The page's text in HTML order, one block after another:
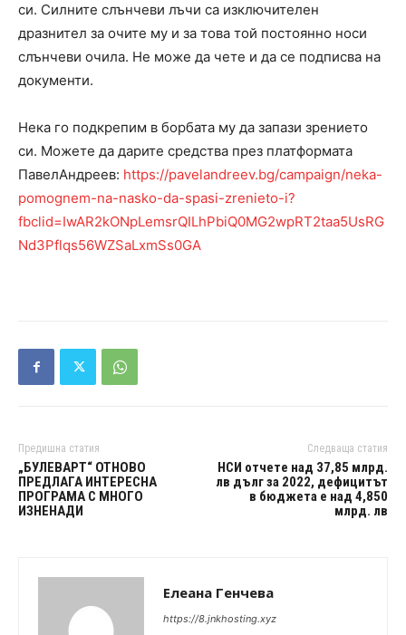
си. Силните слънчеви лъчи са изключителен
дразнител за очите му и за това той постоянно носи
слънчеви очила. Не може да чете и да се подписва на
документи.
Нека го подкрепим в борбата му да запази зрението
си. Можете да дарите средства през платформата
ПавелАндреев: https://pavelandreev.bg/campaign/neka-
pomognem-na-nasko-da-spasi-zrenieto-i?
fbclid=IwAR2kONpLemsrQILhPbiQ0MG2wpRT2taa5UsRG
Nd3Pflqs56WZSaLxmSs0GA
Предишна статия
„БУЛЕВАРТ“ ОТНОВО
ПРЕДЛАГА ИНТЕРЕСНА
ПРОГРАМА С МНОГО
ИЗНЕНАДИ
Следваща статия
НСИ отчете над 37,85 млрд.
лв дълг за 2022, дефицитът
в бюджета е над 4,850
млрд. лв
Елеана Генчева
https://8.jnkhosting.xyz